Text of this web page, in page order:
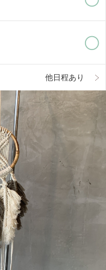
他日程あり